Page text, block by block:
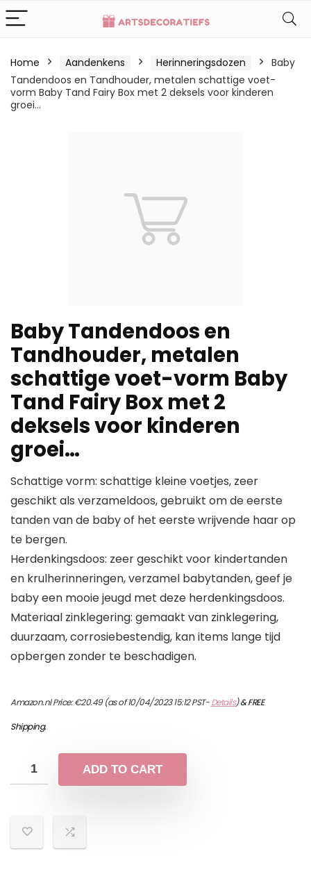
Home Aandenkens Herinneringsdozen
Baby
Tandendoos en Tandhouder, metalen schattige voet-
vorm Baby Tand Fairy Box met 2 deksels voor kinderen
groei…
Baby Tandendoos en
Tandhouder, metalen
schattige voet-vorm Baby
Tand Fairy Box met 2
deksels voor kinderen
groei…
Schattige vorm: schattige kleine voetjes, zeer
geschikt als verzameldoos, gebruikt om de eerste
tanden van de baby of het eerste wrijvende haar op
te bergen.
Herdenkingsdoos: zeer geschikt voor kindertanden
en krulherinneringen, verzamel babytanden, geef je
baby een mooie jeugd met deze herdenkingsdoos.
Materiaal zinklegering: gemaakt van zinklegering,
duurzaam, corrosiebestendig, kan items lange tijd
opbergen zonder te beschadigen.
Amazon.nl Price:€20.49(as of 10/04/2023 15:12 PST-Details)&FREE
Shipping.
ADD TO CART